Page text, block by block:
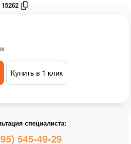
15262
Купить в 1 клик
специалиста:
545-49-29